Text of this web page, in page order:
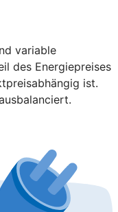
variable
des Energiepreises
ist.